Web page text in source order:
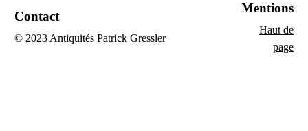
Contact
© 2023 Antiquités Patrick Gressler
Mentions
Haut de
page